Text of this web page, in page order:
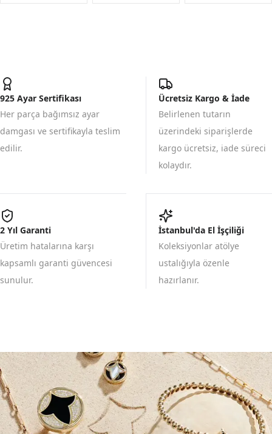
925 Ayar Sertifikası
Her parça bağımsız ayar
damgası ve sertifikayla teslim
edilir.
Ücretsiz Kargo & İade
Belirlenen tutarın
üzerindeki siparişlerde
kargo ücretsiz, iade süreci
kolaydır.
2 Yıl Garanti
Üretim hatalarına karşı
kapsamlı garanti güvencesi
sunulur.
İstanbul'da El İşçiliği
Koleksiyonlar atölye
ustalığıyla özenle
hazırlanır.